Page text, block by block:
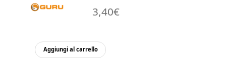
3,40€
Aggiungi al carrello